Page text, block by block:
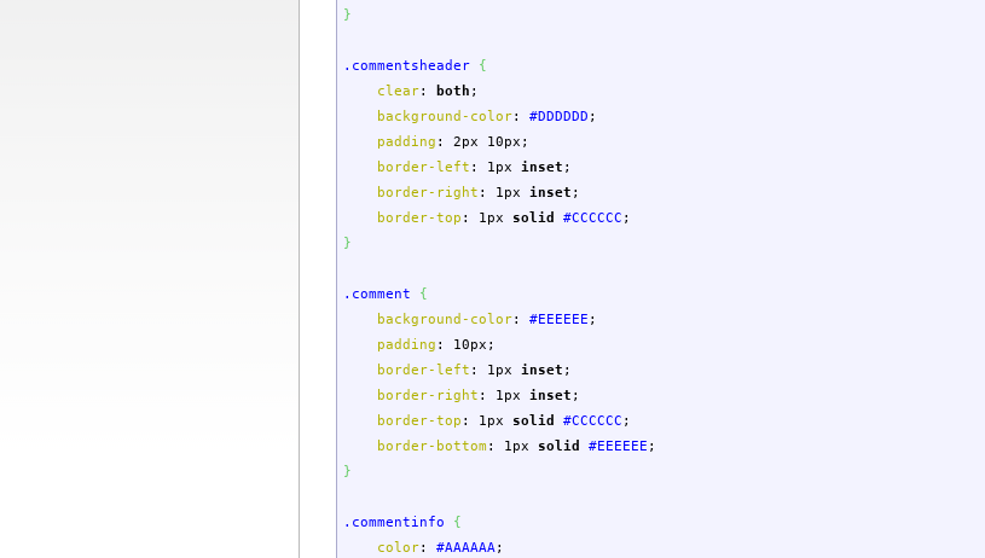
}
.commentsheader
{
clear: both ;
background-color: #DDDDDD ;
padding : 2px 10px ;
border-left : 1px inset ;
border-right : 1px inset ;
border-top : 1px solid #CCCCCC ;
}
.comment
{
background-color: #EEEEEE ;
padding : 10px ;
border-left : 1px inset ;
border-right : 1px inset ;
border-top : 1px solid #CCCCCC ;
border-bottom: 1px solid #EEEEEE ;
}
.commentinfo
{
color: #AAAAAA;